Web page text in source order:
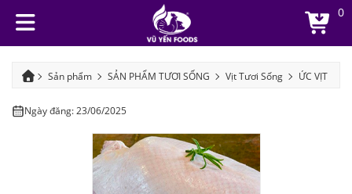
0
Sản phẩm SẢN PHẨM TƯƠI SỐNG Vịt Tươi Sống ỨC VỊT
Ngày đăng: 23/06/2025